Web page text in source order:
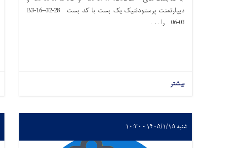
دیپارتمنت پرستودنتیک یک بست با کد بست 28-32-B3-16-
06-03 را . . .
بیشتر
شنبه ۱۴۰۵/۱/۱۵ - ۱۰:۳۰